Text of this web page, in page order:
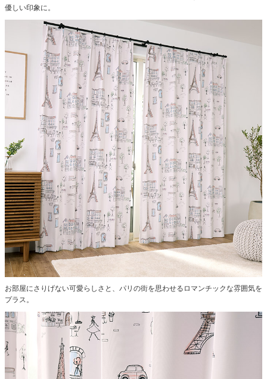
優しい印象に。
お部屋にさりげない可愛らしさと、パリの街を思わせるロマンチックな雰囲気を
プラス。